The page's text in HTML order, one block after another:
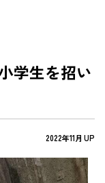
学生を招い
2022年11月 UP